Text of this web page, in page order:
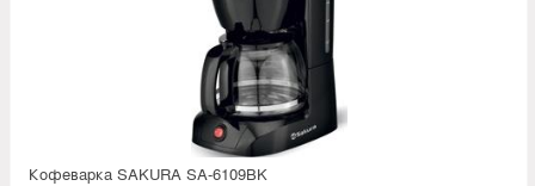
Кофеварка SAKURA SA-6109BK